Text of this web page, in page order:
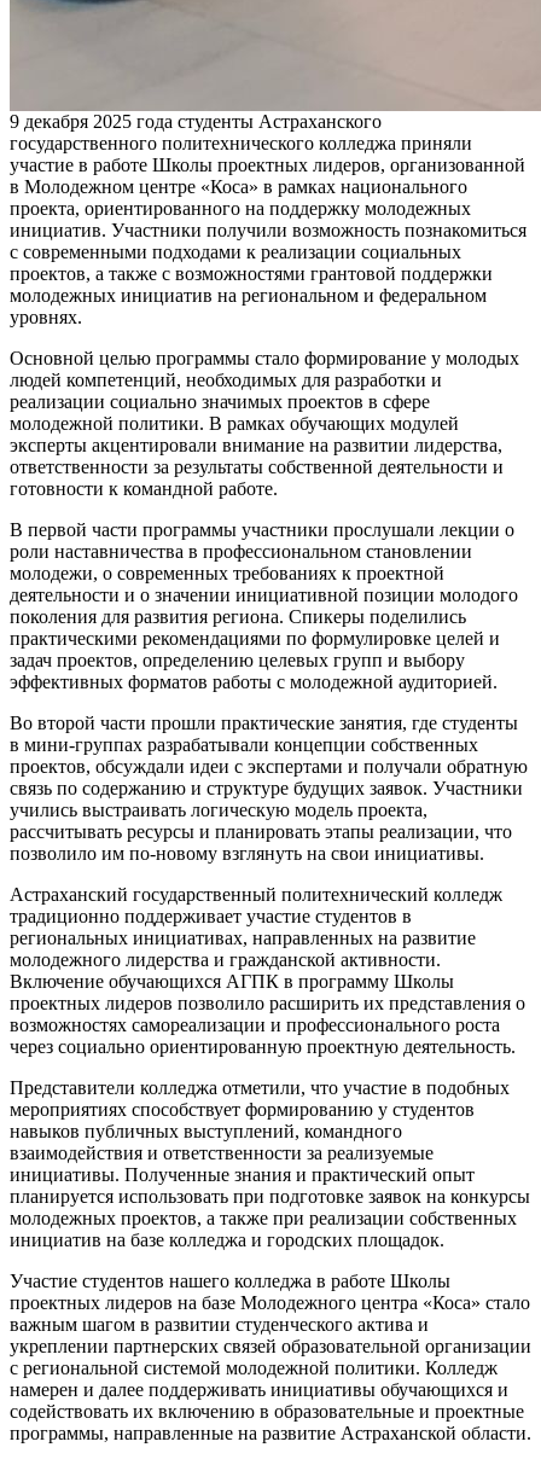
9 декабря 2025 года студенты Астраханского
государственного политехнического колледжа приняли
участие в работе Школы проектных лидеров, организованной
в Молодежном центре «Коса» в рамках национального
проекта, ориентированного на поддержку молодежных
инициатив. Участники получили возможность познакомиться
с современными подходами к реализации социальных
проектов, а также с возможностями грантовой поддержки
молодежных инициатив на региональном и федеральном
уровнях.​
Основной целью программы стало формирование у молодых
людей компетенций, необходимых для разработки и
реализации социально значимых проектов в сфере
молодежной политики. В рамках обучающих модулей
эксперты акцентировали внимание на развитии лидерства,
ответственности за результаты собственной деятельности и
готовности к командной работе.​
В первой части программы участники прослушали лекции о
роли наставничества в профессиональном становлении
молодежи, о современных требованиях к проектной
деятельности и о значении инициативной позиции молодого
поколения для развития региона. Спикеры поделились
практическими рекомендациями по формулировке целей и
задач проектов, определению целевых групп и выбору
эффективных форматов работы с молодежной аудиторией.​
Во второй части прошли практические занятия, где студенты
в мини‑группах разрабатывали концепции собственных
проектов, обсуждали идеи с экспертами и получали обратную
связь по содержанию и структуре будущих заявок. Участники
учились выстраивать логическую модель проекта,
рассчитывать ресурсы и планировать этапы реализации, что
позволило им по‑новому взглянуть на свои инициативы.​
Астраханский государственный политехнический колледж
традиционно поддерживает участие студентов в
региональных инициативах, направленных на развитие
молодежного лидерства и гражданской активности.
Включение обучающихся АГПК в программу Школы
проектных лидеров позволило расширить их представления о
возможностях самореализации и профессионального роста
через социально ориентированную проектную деятельность.​
Представители колледжа отметили, что участие в подобных
мероприятиях способствует формированию у студентов
навыков публичных выступлений, командного
взаимодействия и ответственности за реализуемые
инициативы. Полученные знания и практический опыт
планируется использовать при подготовке заявок на конкурсы
молодежных проектов, а также при реализации собственных
инициатив на базе колледжа и городских площадок.​
Участие студентов нашего колледжа в работе Школы
проектных лидеров на базе Молодежного центра «Коса» стало
важным шагом в развитии студенческого актива и
укреплении партнерских связей образовательной организации
с региональной системой молодежной политики. Колледж
намерен и далее поддерживать инициативы обучающихся и
содействовать их включению в образовательные и проектные
программы, направленные на развитие Астраханской области.